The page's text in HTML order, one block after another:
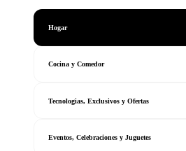
Hogar
Cocina y Comedor
Tecnologias, Exclusivos y Ofertas
Eventos, Celebraciones y Juguetes